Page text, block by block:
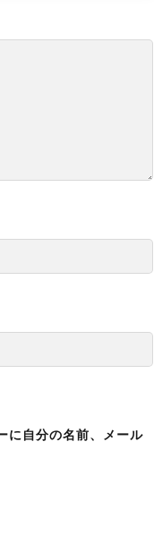
ハザード9チー
ート改造】
イオハザード9
乳化エロMOD
ード9チート改
改造】
に自分の名前、メール